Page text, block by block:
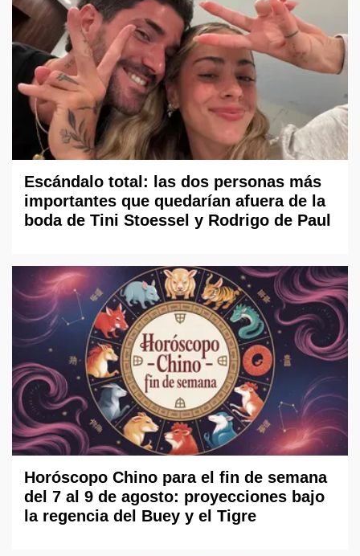
Escándalo total: las dos personas más
importantes que quedarían afuera de la
boda de Tini Stoessel y Rodrigo de Paul
Horóscopo Chino para el fin de semana
del 7 al 9 de agosto: proyecciones bajo
la regencia del Buey y el Tigre